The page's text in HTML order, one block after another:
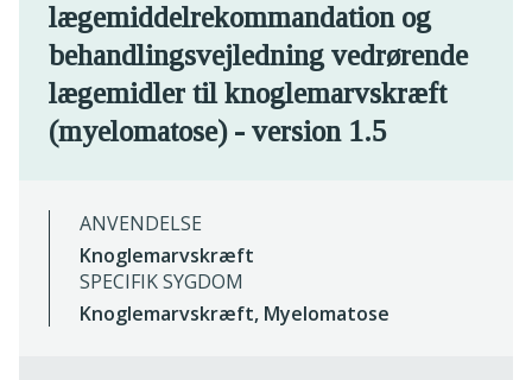
lægemiddelrekommandation og
behandlingsvejledning vedrørende
lægemidler til knoglemarvskræft
(myelomatose) - version 1.5
ANVENDELSE
Knoglemarvskræft
SPECIFIK SYGDOM
Knoglemarvskræft, Myelomatose